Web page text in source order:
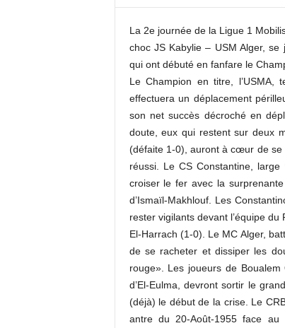
La 2e journée de la Ligue 1
choc JS Kabylie – USM Alger,
qui ont débuté en fanfare le
Le Champion en titre, l’USMA,
effectuera un déplacement
son net succès décroché en
doute, eux qui restent sur deux
(défaite 1-0), auront à cœur de se
réussi. Le CS Constantine,
croiser le fer avec la
d’Ismaïl-Makhlouf. Les
rester vigilants devant l’équipe du
El-Harrach (1-0). Le MC Alger,
de se racheter et dissiper les
rouge». Les joueurs de
d’El-Eulma, devront sortir le
(déjà) le début de la crise. Le
antre du 20-Août-1955 face